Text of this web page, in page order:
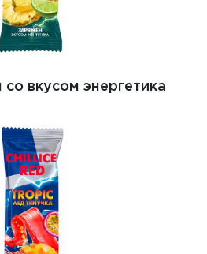
вкусом энергетика